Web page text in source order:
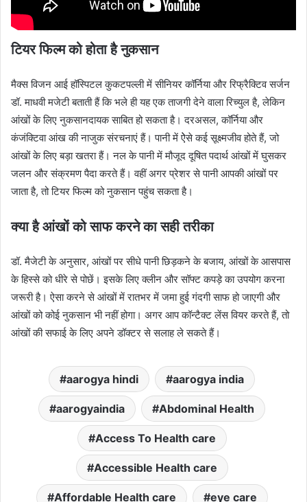
टियर फिल्‍म को होता है नुकसान
मैक्‍स विजन आई हॉस्पिटल कुकटपल्ली में सीनियर कॉर्निया और रिफ्रैक्टिव सर्जन
डॉ. माधवी मजेटी बताती हैं कि भले ही यह एक ताजगी देने वाला रिच्‍युल है, लेकिन
आंखों के लिए नुकसानदायक साबित हो सकता है। दरअसल, कॉर्निया और
कंजंक्टिवा आंख की नाजुक संरचनाएं हैं। पानी में ऐेसे कई सूक्ष्मजीव होते हैं, जो
आंखों के लिए बड़ा खतरा हैं। नल के पानी में मौजूद दूषित पदार्थ आंखों में घुसकर
जलन और संक्रमण पैदा करते हैं। वहीं अगर प्रेशर से पानी आपकी आंखों पर
जाता है, तो टियर फिल्‍म को नुकसान पहुंच सकता है।
क्‍या है आंखों को साफ करने का सही तरीका
डॉ. मैजेटी के अनुसार, आंखों पर सीधे पानी छिड़कने के बजाय, आंखों के आसपास
के हिस्‍से को धीरे से पोछें। इसके लिए क्‍लीन और सॉफ्ट कपड़े का उपयोग करना
जरूरी है। ऐसा करने से आंखों में रातभर में जमा हुई गंदगी साफ हो जाएगी और
आंखों को कोई नुकसान भी नहीं होगा। अगर आप कॉन्टैक्ट लेंस वियर करते हैं, तो
आंखों की सफाई के लिए अपने डॉक्‍टर से सलाह ले सकते हैं।
aarogya hindi aarogya india
aarogyaindia Abdominal Health
Access To Health care
Accessible Health care
Affordable Health care eye care